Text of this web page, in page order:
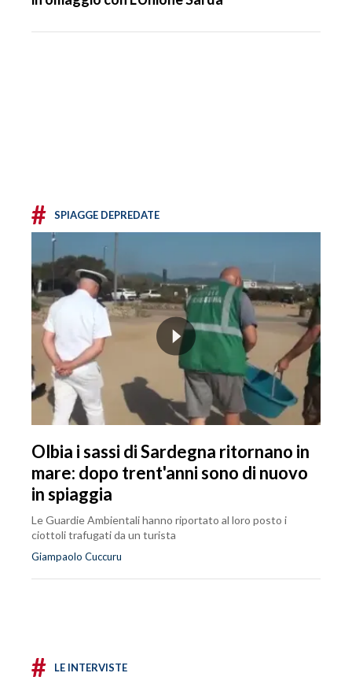
# SPIAGGE DEPREDATE
Olbia i sassi di Sardegna ritornano in
mare: dopo trent'anni sono di nuovo
in spiaggia
Le Guardie Ambientali hanno riportato al loro posto i
ciottoli trafugati da un turista
Giampaolo Cuccuru
# LE INTERVISTE